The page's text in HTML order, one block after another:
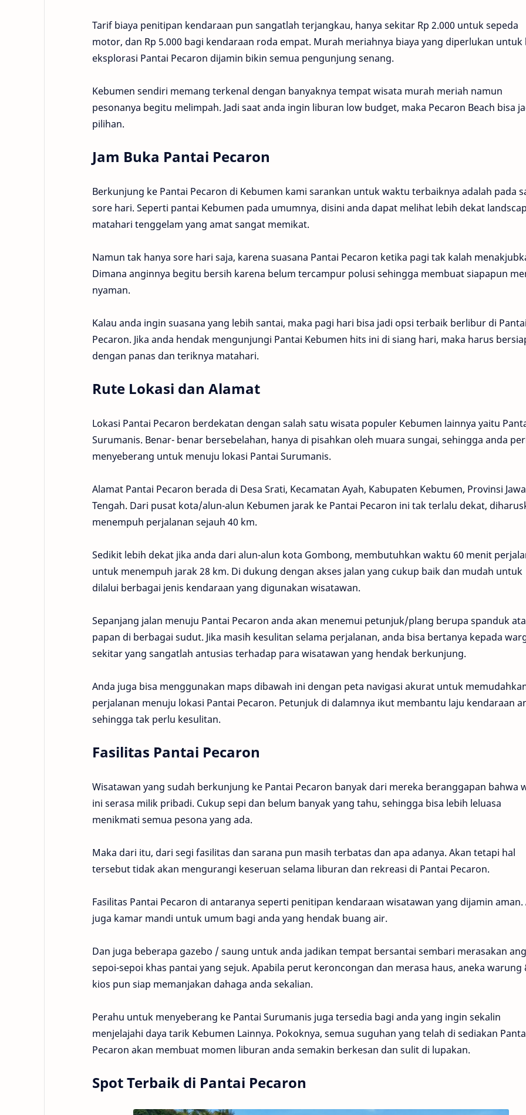
Tarif biaya penitipan kendaraan pun sangatlah terjangkau, hanya sekitar Rp 2.000 untuk sepeda
motor, dan Rp 5.000 bagi kendaraan roda empat. Murah meriahnya biaya yang diperlukan untuk
eksplorasi Pantai Pecaron dijamin bikin semua pengunjung senang.
Kebumen sendiri memang terkenal dengan banyaknya tempat wisata murah meriah namun
pesonanya begitu melimpah. Jadi saat anda ingin liburan low budget, maka Pecaron Beach bisa
pilihan.
Jam Buka Pantai Pecaron
Berkunjung ke Pantai Pecaron di Kebumen kami sarankan untuk waktu terbaiknya adalah pada
sore hari. Seperti pantai Kebumen pada umumnya, disini anda dapat melihat lebih dekat
matahari tenggelam yang amat sangat memikat.
Namun tak hanya sore hari saja, karena suasana Pantai Pecaron ketika pagi tak kalah
Dimana anginnya begitu bersih karena belum tercampur polusi sehingga membuat siapapun
nyaman.
Kalau anda ingin suasana yang lebih santai, maka pagi hari bisa jadi opsi terbaik berlibur di Pantai
Pecaron. Jika anda hendak mengunjungi Pantai Kebumen hits ini di siang hari, maka harus
dengan panas dan teriknya matahari.
Rute Lokasi dan Alamat
Lokasi Pantai Pecaron berdekatan dengan salah satu wisata populer Kebumen lainnya yaitu
Surumanis. Benar- benar bersebelahan, hanya di pisahkan oleh muara sungai, sehingga anda
menyeberang untuk menuju lokasi Pantai Surumanis.
Alamat Pantai Pecaron berada di Desa Srati, Kecamatan Ayah, Kabupaten Kebumen, Provinsi Jawa
Tengah. Dari pusat kota/alun-alun Kebumen jarak ke Pantai Pecaron ini tak terlalu dekat,
menempuh perjalanan sejauh 40 km.
Sedikit lebih dekat jika anda dari alun-alun kota Gombong, membutuhkan waktu 60 menit
untuk menempuh jarak 28 km. Di dukung dengan akses jalan yang cukup baik dan mudah untuk
dilalui berbagai jenis kendaraan yang digunakan wisatawan.
Sepanjang jalan menuju Pantai Pecaron anda akan menemui petunjuk/plang berupa spanduk
papan di berbagai sudut. Jika masih kesulitan selama perjalanan, anda bisa bertanya kepada
sekitar yang sangatlah antusias terhadap para wisatawan yang hendak berkunjung.
Anda juga bisa menggunakan maps dibawah ini dengan peta navigasi akurat untuk
perjalanan menuju lokasi Pantai Pecaron. Petunjuk di dalamnya ikut membantu laju kendaraan
sehingga tak perlu kesulitan.
Fasilitas Pantai Pecaron
Wisatawan yang sudah berkunjung ke Pantai Pecaron banyak dari mereka beranggapan bahwa
ini serasa milik pribadi. Cukup sepi dan belum banyak yang tahu, sehingga bisa lebih leluasa
menikmati semua pesona yang ada.
Maka dari itu, dari segi fasilitas dan sarana pun masih terbatas dan apa adanya. Akan tetapi hal
tersebut tidak akan mengurangi keseruan selama liburan dan rekreasi di Pantai Pecaron.
Fasilitas Pantai Pecaron di antaranya seperti penitipan kendaraan wisatawan yang dijamin aman.
juga kamar mandi untuk umum bagi anda yang hendak buang air.
Dan juga beberapa gazebo / saung untuk anda jadikan tempat bersantai sembari merasakan
sepoi-sepoi khas pantai yang sejuk. Apabila perut keroncongan dan merasa haus, aneka warung
kios pun siap memanjakan dahaga anda sekalian.
Perahu untuk menyeberang ke Pantai Surumanis juga tersedia bagi anda yang ingin sekalin
menjelajahi daya tarik Kebumen Lainnya. Pokoknya, semua suguhan yang telah di sediakan
Pecaron akan membuat momen liburan anda semakin berkesan dan sulit di lupakan.
Spot Terbaik di Pantai Pecaron